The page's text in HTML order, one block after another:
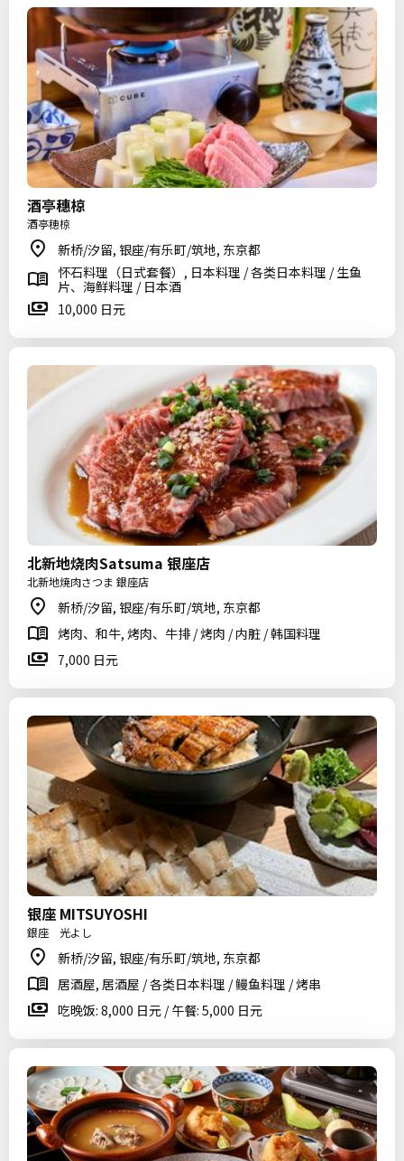
酒亭穗椋
酒亭穂椋
新桥/汐留, 银座/有乐町/筑地, 东京都
怀石料理（日式套餐）, 日本料理 / 各类日本料理 / 生鱼
片、海鲜料理 / 日本酒
10,000 日元
北新地烧肉Satsuma 银座店
北新地焼肉さつま 銀座店
新桥/汐留, 银座/有乐町/筑地, 东京都
烤肉、和牛, 烤肉、牛排 / 烤肉 / 内脏 / 韩国料理
7,000 日元
银座 MITSUYOSHI
銀座 光よし
新桥/汐留, 银座/有乐町/筑地, 东京都
居酒屋, 居酒屋 / 各类日本料理 / 鳗鱼料理 / 烤串
吃晚饭: 8,000 日元 / 午餐: 5,000 日元